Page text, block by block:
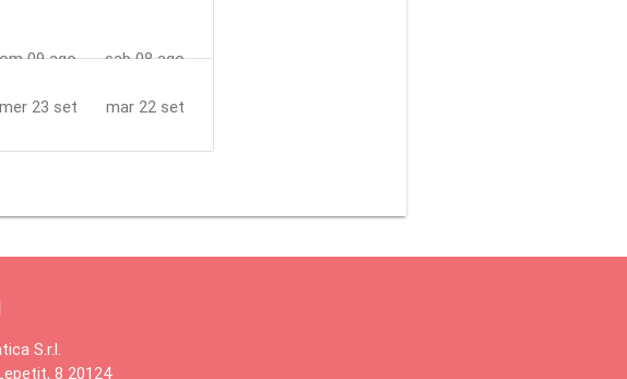
sab 08 ago
09 ago
mar 22 set
mer 23 set
S.r.l.
8 20124